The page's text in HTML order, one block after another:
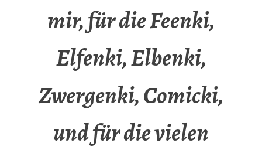
mir, für die Feenki,
Elfenki, Elbenki,
Zwergenki, Comicki,
und für die vielen